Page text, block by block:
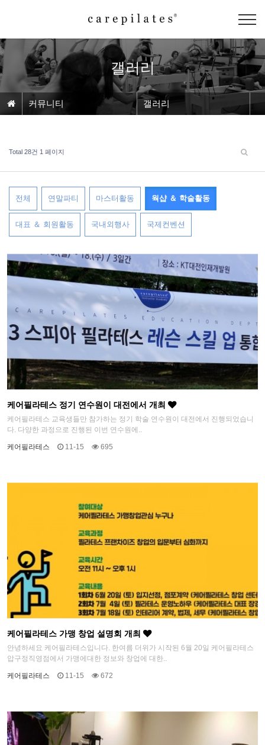
갤러리
커뮤니티 갤러리
Total 28건 1 페이지
전체 연말파티 마스터활동 웍샵 ＆ 학술활동
대표 ＆ 회원활동 국내외행사 국제컨벤션
케어필라테스 정기 연수원이 대전에서 개최
케어필라테스 교육생들만 참가하는 정기 학술 연수원이 대전에서 진행되었습니
다. 다양한 과정으로 진행된 이번 연수원에..
케어필라테스 11-15 695
케어필라테스 가맹 창업 설명회 개최
안녕하세요 케어필라테스입니다. 한여름 더위가 시작된 6월 20일 케어필라테스
압구정직영점에서 가맹에대한 정보와 창업에 대한..
케어필라테스 11-15 672